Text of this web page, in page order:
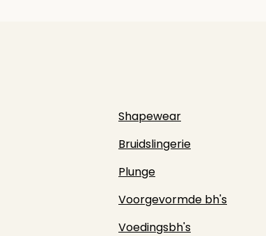
Shapewear
Bruidslingerie
Plunge
Voorgevormde bh's
Voedingsbh's